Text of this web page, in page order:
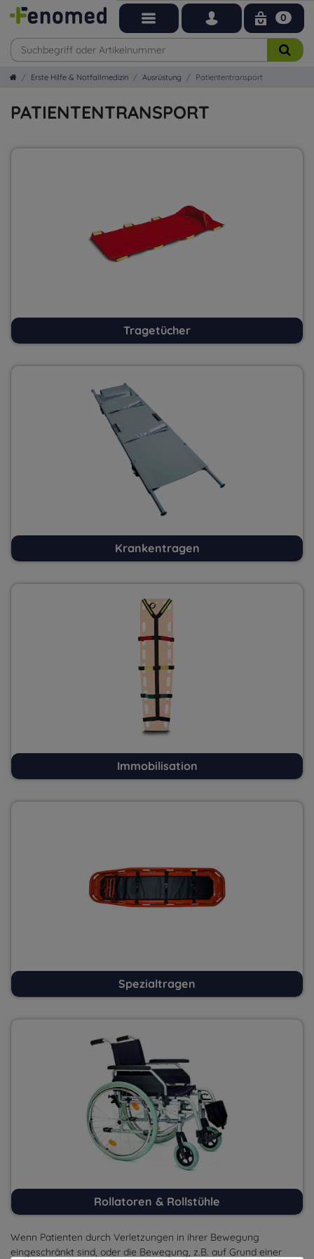
0
Erste Hilfe & Notfallmedizin Ausrüstung Patiententransport
PATIENTENTRANSPORT
Tragetücher
Krankentragen
Immobilisation
Spezialtragen
Rollatoren & Rollstühle
Wenn Patienten durch Verletzungen in ihrer Bewegung
eingeschränkt sind, oder die Bewegung, z.B. auf Grund einer